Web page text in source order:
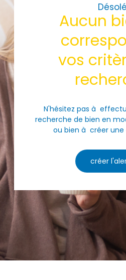
Désolé
Aucun
vos
N'hésitez pas à
recherche de bien en
ou bien à créer
créer